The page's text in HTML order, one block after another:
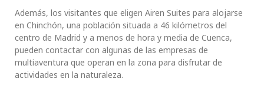
Además, los visitantes que eligen Airen Suites para alojarse
en Chinchón, una población situada a 46 kilómetros del
centro de Madrid y a menos de hora y media de Cuenca,
pueden contactar con algunas de las empresas de
multiaventura que operan en la zona para disfrutar de
actividades en la naturaleza.